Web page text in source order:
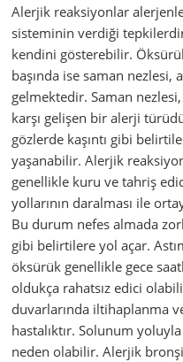
Alerjik reaksiyonlar
sisteminin verdiği
kendini gösterebilir.
başında ise saman nezlesi,
gelmektedir. Saman
karşı gelişen bir alerji
gözlerde kaşıntı gibi
yaşanabilir. Alerjik
genellikle kuru ve tahriş
yollarının daralması ile
Bu durum nefes almada
gibi belirtilere yol açar.
öksürük genellikle gece
oldukça rahatsız edici
duvarlarında iltihaplanma
hastalıktır. Solunum
neden olabilir. Alerjik